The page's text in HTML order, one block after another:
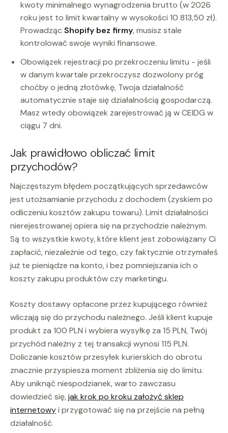
kwoty minimalnego wynagrodzenia brutto (w 2026
roku jest to limit kwartalny w wysokości 10 813,50 zł).
Prowadząc Shopify bez firmy, musisz stale
kontrolować swoje wyniki finansowe.
Obowiązek rejestracji po przekroczeniu limitu - jeśli
w danym kwartale przekroczysz dozwolony próg
choćby o jedną złotówkę, Twoja działalność
automatycznie staje się działalnością gospodarczą.
Masz wtedy obowiązek zarejestrować ją w CEIDG w
ciągu 7 dni.
Jak prawidłowo obliczać limit
przychodów?
Najczęstszym błędem początkujących sprzedawców
jest utożsamianie przychodu z dochodem (zyskiem po
odliczeniu kosztów zakupu towaru). Limit działalności
nierejestrowanej opiera się na przychodzie należnym.
Są to wszystkie kwoty, które klient jest zobowiązany Ci
zapłacić, niezależnie od tego, czy faktycznie otrzymałeś
już te pieniądze na konto, i bez pomniejszania ich o
koszty zakupu produktów czy marketingu.
Koszty dostawy opłacone przez kupującego również
wliczają się do przychodu należnego. Jeśli klient kupuje
produkt za 100 PLN i wybiera wysyłkę za 15 PLN, Twój
przychód należny z tej transakcji wynosi 115 PLN.
Doliczanie kosztów przesyłek kurierskich do obrotu
znacznie przyspiesza moment zbliżenia się do limitu.
Aby uniknąć niespodzianek, warto zawczasu
dowiedzieć się,jak krok po kroku założyć sklep
internetowyi przygotować się na przejście na pełną
działalność.